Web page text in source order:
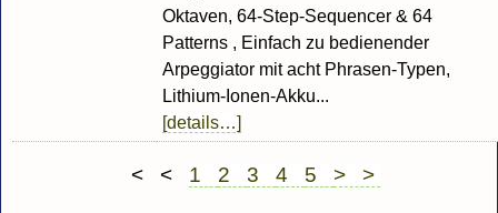
Oktaven, 64-Step-Sequencer & 64
Patterns , Einfach zu bedienender
Arpeggiator mit acht Phrasen-Typen,
Lithium-Ionen-Akku...
[details…]
< < 1 2 3 4 5 > >